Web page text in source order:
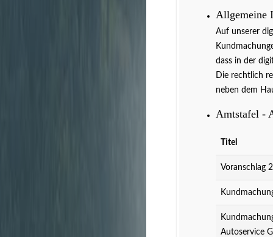
Allgemeine
Auf unserer
dass in der
Die rechtlich
neben dem
Amtstafel -
Titel
Voranschlag
Autoservice